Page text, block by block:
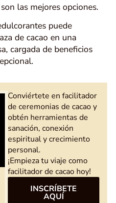
las mejores opciones.
puede
de cacao en una
cargada de beneficios
Conviértete en facilitador
de ceremonias de cacao y
obtén herramientas de
sanación, conexión
espiritual y crecimiento
personal.
¡Empieza tu viaje como
facilitador de cacao hoy!
INSCRÍBETE
AQUÍ